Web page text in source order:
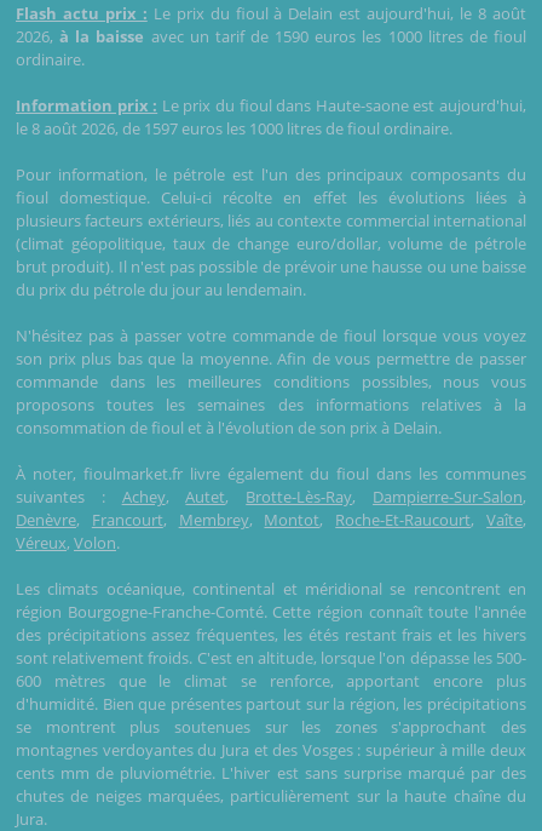
Flash actu prix : Le prix du fioul à Delain est aujourd'hui, le 8 août
2026,à la baisse avec un tarif de 1590 euros les 1000 litres de fioul
ordinaire.
Information prix : Le prix du fioul dans Haute-saone est aujourd'hui,
le 8 août 2026, de 1597 euros les 1000 litres de fioul ordinaire.
Pour information, le pétrole est l'un des principaux composants du
fioul domestique. Celui-ci récolte en effet les évolutions liées à
plusieurs facteurs extérieurs, liés au contexte commercial international
(climat géopolitique, taux de change euro/dollar, volume de pétrole
brut produit). Il n'est pas possible de prévoir une hausse ou une baisse
du prix du pétrole du jour au lendemain.
N'hésitez pas à passer votre commande de fioul lorsque vous voyez
son prix plus bas que la moyenne. Afin de vous permettre de passer
commande dans les meilleures conditions possibles, nous vous
proposons toutes les semaines des informations relatives à la
consommation de fioul et à l'évolution de son prix à Delain.
À noter, fioulmarket.fr livre également du fioul dans les communes
suivantes : Achey,Autet, Brotte-Lès-Ray, Dampierre-Sur-Salon,
Denèvre, Francourt, Membrey, Montot, Roche-Et-Raucourt,Vaîte,
Véreux, Volon.
Les climats océanique, continental et méridional se rencontrent en
région Bourgogne-Franche-Comté. Cette région connaît toute l'année
des précipitations assez fréquentes, les étés restant frais et les hivers
sont relativement froids. C'est en altitude, lorsque l'on dépasse les 500-
600 mètres que le climat se renforce, apportant encore plus
d'humidité. Bien que présentes partout sur la région, les précipitations
se montrent plus soutenues sur les zones s'approchant des
montagnes verdoyantes du Jura et des Vosges : supérieur à mille deux
cents mm de pluviométrie. L'hiver est sans surprise marqué par des
chutes de neiges marquées, particulièrement sur la haute chaîne du
Jura.